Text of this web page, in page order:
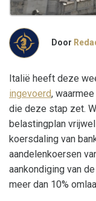
Door
Italië heeft deze
ingevoerd,
die deze stap zet.
belastingplan
koersdaling van
aandelenkoersen
aankondiging van
meer dan 10%